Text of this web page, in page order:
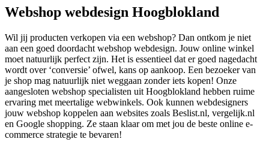
Webshop webdesign Hoogblokland
Wil jij producten verkopen via een webshop? Dan ontkom je niet
aan een goed doordacht webshop webdesign. Jouw online winkel
moet natuurlijk perfect zijn. Het is essentieel dat er goed nagedacht
wordt over ‘conversie’ ofwel, kans op aankoop. Een bezoeker van
je shop mag natuurlijk niet weggaan zonder iets kopen! Onze
aangesloten webshop specialisten uit Hoogblokland hebben ruime
ervaring met meertalige webwinkels. Ook kunnen webdesigners
jouw webshop koppelen aan websites zoals Beslist.nl, vergelijk.nl
en Google shopping. Ze staan klaar om met jou de beste online e-
commerce strategie te bevaren!